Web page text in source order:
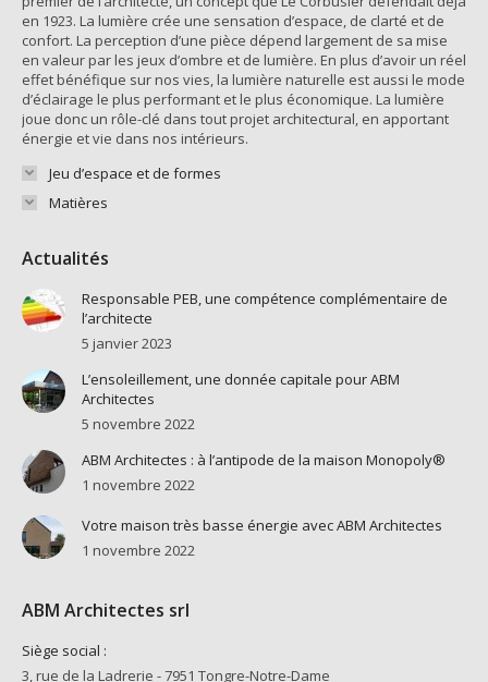
en 1923. La lumière crée une sensation d’espace, de clarté et de
confort. La perception d’une pièce dépend largement de sa mise
en valeur par les jeux d’ombre et de lumière. En plus d’avoir un réel
effet bénéfique sur nos vies, la lumière naturelle est aussi le mode
d’éclairage le plus performant et le plus économique. La lumière
joue donc un rôle-clé dans tout projet architectural, en apportant
énergie et vie dans nos intérieurs.
Jeu d’espace et de formes
Matières
Actualités
Responsable PEB, une compétence complémentaire de
l’architecte
5 janvier 2023
L’ensoleillement, une donnée capitale pour ABM
Architectes
5 novembre 2022
ABM Architectes : à l’antipode de la maison Monopoly®
1 novembre 2022
Votre maison très basse énergie avec ABM Architectes
1 novembre 2022
ABM Architectes srl
Siège social :
3, rue de la Ladrerie - 7951 Tongre-Notre-Dame